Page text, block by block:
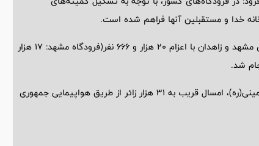
خدا و مستقبلین آنها فراهم شده است.
به گفته وی در عملیات رفت 90 پرواز از فرودگاه‌های مشهد و زاهدان با اعزام 20 هزار و 666 نفر(فرودگاه مشهد: 17 هزار
گفتنی است؛ با احتساب فرودگاه بین‌المللی امام خمینی(ره)، امسال قریب به 31 هزار زائر از طریق هواپیمایی جمهوری